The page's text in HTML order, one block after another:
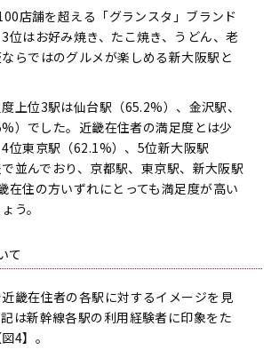
店舗を超える「グランスタ」ブランド
位はお好み焼き、たこ焼き、うどん、老
らではのグルメが楽しめる新大阪駅と
上位3駅は仙台駅（65.2%）、金沢駅、
）でした。近畿在住者の満足度とは少
位東京駅（62.1%）、5位新大阪駅
で並んでおり、京都駅、東京駅、新大阪駅
在住の方いずれにとっても満足度が高い
う。
て
畿在住者の各駅に対するイメージを見
は新幹線各駅の利用経験者に印象をた
4】。